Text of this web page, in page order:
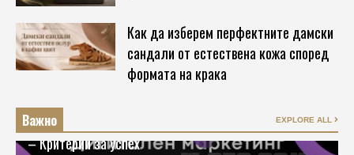
Как да изберем перфектните дамски
сандали от естествена кожа според
формата на крака
Важно EXPLORE ALL
Избор на партньор за комплексни дигитални услуги
– Критерии за успех